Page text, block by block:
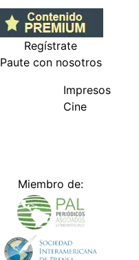
Regístrate
Paute con nosotros
Impresos
Cine
Miembro de: